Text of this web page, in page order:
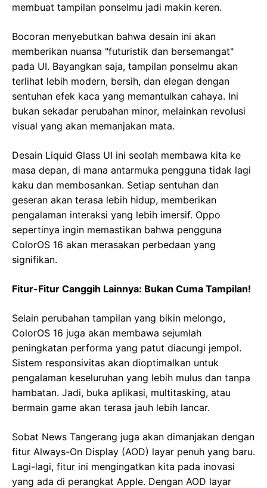
membuat tampilan ponselmu jadi makin keren.
Bocoran menyebutkan bahwa desain ini akan
memberikan nuansa "futuristik dan bersemangat"
pada UI. Bayangkan saja, tampilan ponselmu akan
terlihat lebih modern, bersih, dan elegan dengan
sentuhan efek kaca yang memantulkan cahaya. Ini
bukan sekadar perubahan minor, melainkan revolusi
visual yang akan memanjakan mata.
Desain Liquid Glass UI ini seolah membawa kita ke
masa depan, di mana antarmuka pengguna tidak lagi
kaku dan membosankan. Setiap sentuhan dan
geseran akan terasa lebih hidup, memberikan
pengalaman interaksi yang lebih imersif. Oppo
sepertinya ingin memastikan bahwa pengguna
ColorOS 16 akan merasakan perbedaan yang
signifikan.
Fitur-Fitur Canggih Lainnya: Bukan Cuma Tampilan!
Selain perubahan tampilan yang bikin melongo,
ColorOS 16 juga akan membawa sejumlah
peningkatan performa yang patut diacungi jempol.
Sistem responsivitas akan dioptimalkan untuk
pengalaman keseluruhan yang lebih mulus dan tanpa
hambatan. Jadi, buka aplikasi, multitasking, atau
bermain game akan terasa jauh lebih lancar.
Sobat News Tangerang juga akan dimanjakan dengan
fitur Always-On Display (AOD) layar penuh yang baru.
Lagi-lagi, fitur ini mengingatkan kita pada inovasi
yang ada di perangkat Apple. Dengan AOD layar